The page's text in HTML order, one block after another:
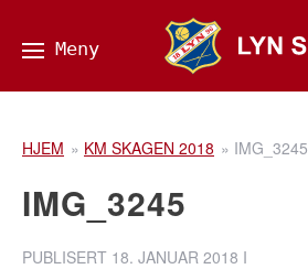
HJEM » KM SKAGEN 2018 » IMG_3245
IMG_3245
PUBLISERT 18. JANUAR 2018 I